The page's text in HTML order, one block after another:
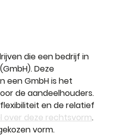
die een bedrijf in
Deze
een GmbH is het
de aandeelhouders.
en de relatief
over deze rechtsvorm.
vorm.